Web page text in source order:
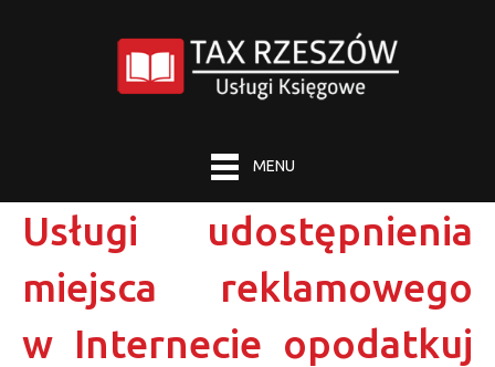
MENU
Usługi udostępnienia
miejsca reklamowego
w Internecie opodatkuj